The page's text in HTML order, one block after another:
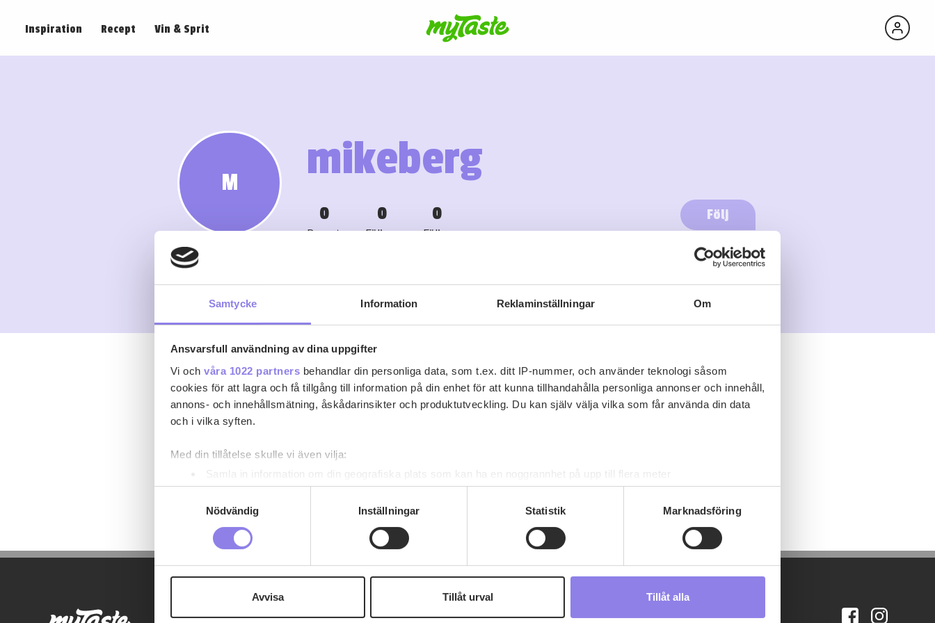
Samtycke Information Reklaminställningar Om
Ansvarsfull användning av dina uppgifter
Vi och våra 1022 partners behandlar din personliga data, som t.ex. ditt IP-nummer, och använder teknologi såsom
cookies för att lagra och få tillgång till information på din enhet för att kunna tillhandahålla personliga annonser och innehåll,
annons- och innehållsmätning, åskådarinsikter och produktutveckling. Du kan själv välja vilka som får använda din data
och i vilka syften.
Med din tillåtelse skulle vi även vilja:
Samla in information om din geografiska plats som kan ha en noggrannhet på upp till flera meter
Identifiera din enhet genom att aktivt skanna den för specifika kännetecken (fingeravtryck)
Ta reda på mer om hur dina personliga uppgifter behandlas och ställ in dina preferenser i
detaljsektionen. Du kan ändra
eller dra tillbaka ditt samtycke när som helst från cookie-förklaringen.
eller äldre. Genom att besöka webbplatsen intygar du att du är 25 år eller äldre.
Nödvändig
Inställningar Statistik Marknadsföring
Avvisa Tillåt urval Tillåt alla
Inspiration Recept Vin & Sprit
M mikeberg
0
Recept
0
Följare
0
Följer
Följ
Logga in för att följa
mikeberg har inga recept ännu